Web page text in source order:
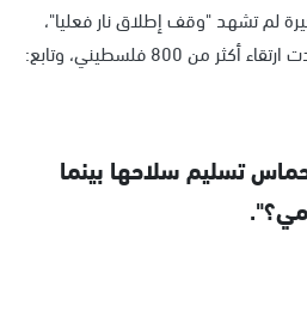
لم تشهد "وقف إطلاق نار فعليا"،
800 فلسطيني، وتابع:
تسليم سلاحها بينما